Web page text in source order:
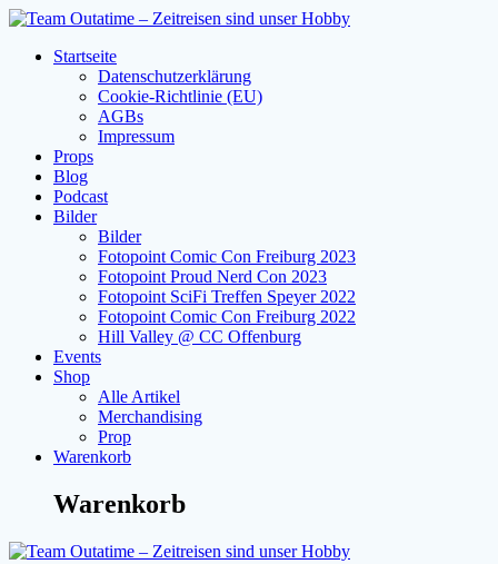
Zum
springenStartseite
Datenschutzerklärung
Cookie-Richtlinie (EU)
AGBs
Impressum
Props
Blog
Podcast
Bilder
Bilder
Fotopoint Comic Con Freiburg 2023
Fotopoint Proud Nerd Con 2023
Fotopoint SciFi Treffen Speyer 2022
Fotopoint Comic Con Freiburg 2022
Hill Valley @ CC Offenburg
Events
Shop
Alle Artikel
Merchandising
Prop
Warenkorb
Warenkorb